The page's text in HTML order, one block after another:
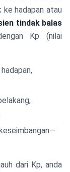
ke hadapan atau
tindak balas
Kp (nilai
dari Kp, anda